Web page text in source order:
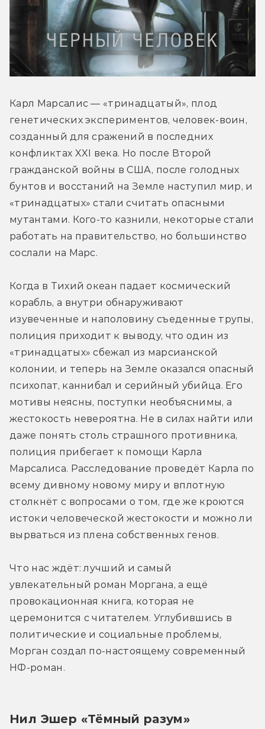
Карл Марсалис — «тринадцатый», плод
генетических экспериментов, человек-воин,
созданный для сражений в последних
конфликтах XXI века. Но после Второй
гражданской войны в США, после голодных
бунтов и восстаний на Земле наступил мир, и
«тринадцатых» стали считать опасными
мутантами. Кого-то казнили, некоторые стали
работать на правительство, но большинство
сослали на Марс.
Когда в Тихий океан падает космический
корабль, а внутри обнаруживают
изувеченные и наполовину съеденные трупы,
полиция приходит к выводу, что один из
«тринадцатых» сбежал из марсианской
колонии, и теперь на Земле оказался опасный
психопат, каннибал и серийный убийца. Его
мотивы неясны, поступки необъяснимы, а
жестокость невероятна. Не в силах найти или
даже понять столь страшного противника,
полиция прибегает к помощи Карла
Марсалиса. Расследование проведёт Карла по
всему дивному новому миру и вплотную
столкнёт с вопросами о том, где же кроются
истоки человеческой жестокости и можно ли
вырваться из плена собственных генов.
Что нас ждёт: лучший и самый
увлекательный роман Моргана, а ещё
провокационная книга, которая не
церемонится с читателем. Углубившись в
политические и социальные проблемы,
Морган создал по-настоящему современный
НФ-роман.
Нил Эшер «Тёмный разум»